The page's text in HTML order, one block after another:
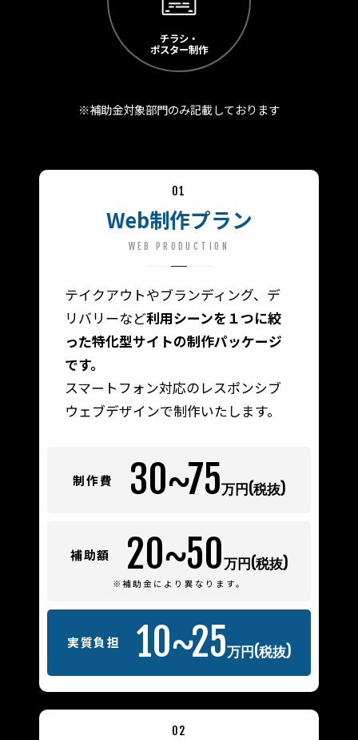
チラシ・
ポスター制作
※補助金対象部門のみ記載しております
01
Web制作プラン
WEB PRODUCTION
テイクアウトやブランディング、デ
リバリーなど利用シーンを１つに絞
った特化型サイトの制作パッケージ
です。
スマートフォン対応のレスポンシブ
ウェブデザインで制作いたします。
制作費 30~75万円(税抜)
補助額 20~50万円(税抜)
※補助金により異なります。
実質負担 10~25万円(税抜)
02